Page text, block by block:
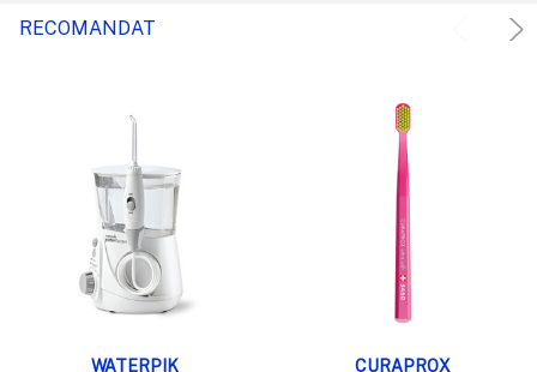
RECOMANDAT
WATERPIK CURAPROX